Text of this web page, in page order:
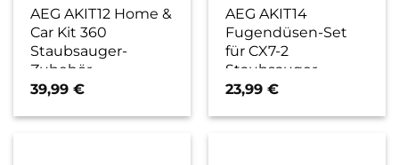
AEG AKIT12 Home &
Car Kit 360
Staubsauger-
Zubehör
39,99€
AEG AKIT14
Fugendüsen-Set
für CX7-2
Staubsauger-
Zubehör
23,99€